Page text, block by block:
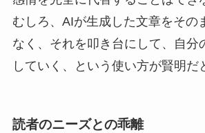
むしろ、AIが生成した文章をその
なく、それを叩き台にして、自分
していく、という使い方が賢明だ
読者のニーズとの乖離